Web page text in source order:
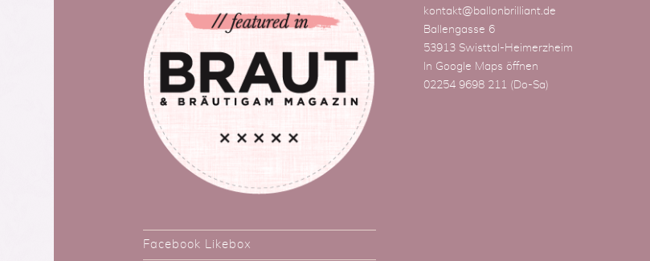
Facebook Likebox
kontakt@ballonbrilliant.de
Ballengasse 6
53913 Swisttal-Heimerzheim
In Google Maps öffnen
02254 9698 211 (Do-Sa)